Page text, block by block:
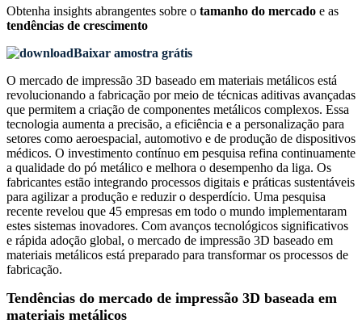
Obtenha insights abrangentes sobre o tamanho do mercado e as
tendências de crescimento
Baixar amostra grátis
O mercado de impressão 3D baseado em materiais metálicos está
revolucionando a fabricação por meio de técnicas aditivas avançadas
que permitem a criação de componentes metálicos complexos. Essa
tecnologia aumenta a precisão, a eficiência e a personalização para
setores como aeroespacial, automotivo e de produção de dispositivos
médicos. O investimento contínuo em pesquisa refina continuamente
a qualidade do pó metálico e melhora o desempenho da liga. Os
fabricantes estão integrando processos digitais e práticas sustentáveis
​​para agilizar a produção e reduzir o desperdício. Uma pesquisa
recente revelou que 45 empresas em todo o mundo implementaram
estes sistemas inovadores. Com avanços tecnológicos significativos
e rápida adoção global, o mercado de impressão 3D baseado em
materiais metálicos está preparado para transformar os processos de
fabricação.
Tendências do mercado de impressão 3D baseada em
materiais metálicos